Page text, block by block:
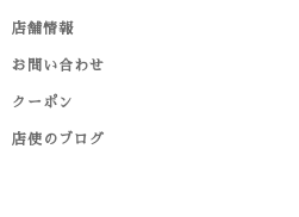
店舗情報
お問い合わせ
クーポン
店使のブログ